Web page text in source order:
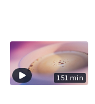
151 min